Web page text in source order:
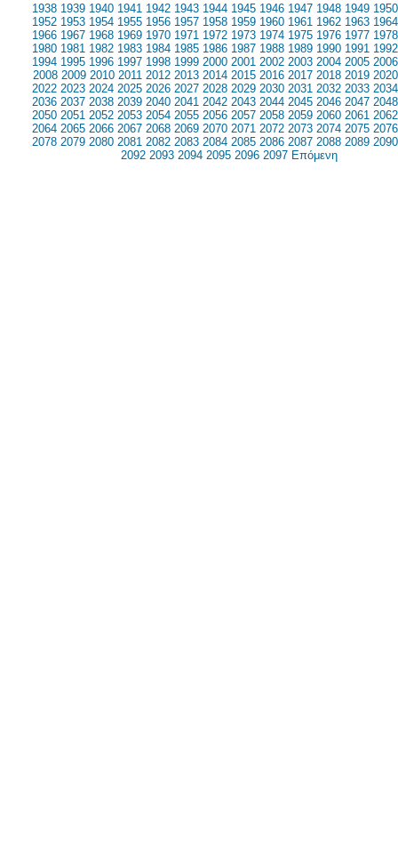
1938 1939 1940 1941 1942 1943 1944 1945 1946 1947 1948 1949 1950
1952 1953 1954 1955 1956 1957 1958 1959 1960 1961 1962 1963 1964
1966 1967 1968 1969 1970 1971 1972 1973 1974 1975 1976 1977 1978
1980 1981 1982 1983 1984 1985 1986 1987 1988 1989 1990 1991 1992
1994 1995 1996 1997 1998 1999 2000 2001 2002 2003 2004 2005 2006
2008 2009 2010 2011 2012 2013 2014 2015 2016 2017 2018 2019 2020
2022 2023 2024 2025 2026 2027 2028 2029 2030 2031 2032 2033 2034
2036 2037 2038 2039 2040 2041 2042 2043 2044 2045 2046 2047 2048
2050 2051 2052 2053 2054 2055 2056 2057 2058 2059 2060 2061 2062
2064 2065 2066 2067 2068 2069 2070 2071 2072 2073 2074 2075 2076
2078 2079 2080 2081 2082 2083 2084 2085 2086 2087 2088 2089 2090
2092 2093 2094 2095 2096 2097 Επόμενη